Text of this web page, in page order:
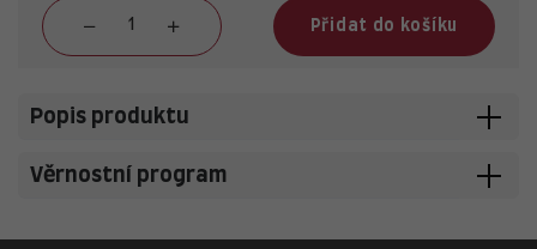
Přidat do košíku
Popis produktu
Věrnostní program